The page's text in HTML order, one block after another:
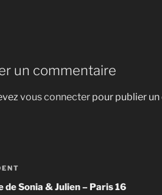
un commentaire
vous connecter pour publier
de Sonia & Julien – Paris 16